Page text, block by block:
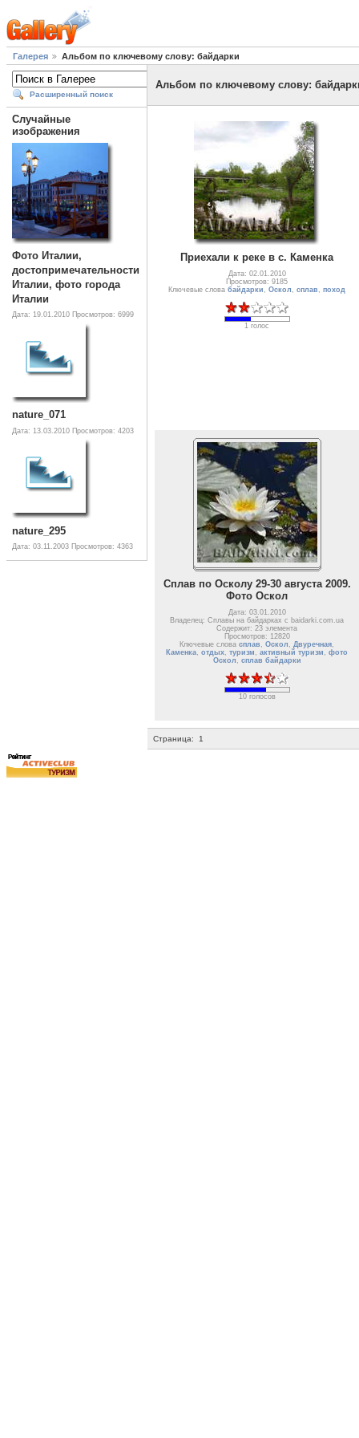
Галерея Альбом по ключевому слову: байдарки
Расширенный поиск
Случайные
изображения
Фото Италии,
достопримечательности
Италии, фото города
Италии
Дата: 19.01.2010 Просмотров: 6999
nature_071
Дата: 13.03.2010 Просмотров: 4203
nature_295
Дата: 03.11.2003 Просмотров: 4363
Альбом по ключевому слову:
Приехали к реке в с. Каменка
Дата: 02.01.2010
Просмотров: 9185
Ключевые слова байдарки Оскол сплав поход
1 голос
Сплав по Осколу 29-30 августа 2009.
Фото Оскол
Дата: 03.01.2010
Владелец: Сплавы на байдарках с baidarki.com.ua
Содержит: 23 элемента
Просмотров: 12820
Ключевые слова сплав Оскол Двуречная
Каменка отдых туризм активный туризм
фото
Оскол
сплав байдарки
10 голосов
Страница: 1